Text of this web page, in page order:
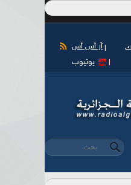
آر أس أس
يوتيوب
استمارة البحث
‏بحث ‏